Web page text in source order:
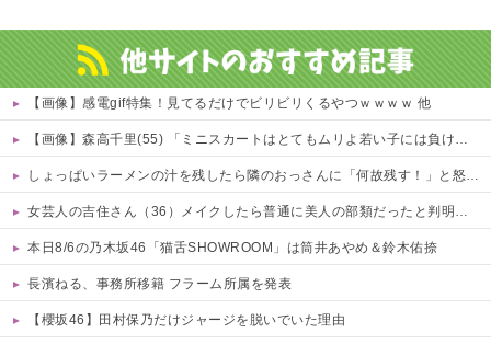
【画像】感電gif特集！見てるだけでビリビリくるやつｗｗｗｗ 他
【画像】森高千里(55) 「ミニスカートはとてもムリよ若い子には負けるわ」←ワイらにはブッ刺さりまくってしまうw w w w w w
しょっぱいラーメンの汁を残したら隣のおっさんに「何故残す！」と怒鳴られた……友人にも「スープが本体だろあり得ない」と説教されたんだが、塩分過剰だし味の好みは自由だろ！
女芸人の吉住さん（36）メイクしたら普通に美人の部類だったと判明ｗｗｗｗｗｗｗｗｗ
本日8/6の乃木坂46「猫舌SHOWROOM」は筒井あやめ＆鈴木佑捺
長濱ねる、事務所移籍 フラーム所属を発表
【櫻坂46】田村保乃だけジャージを脱いでいた理由